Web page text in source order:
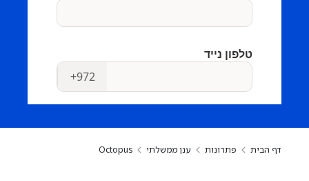
דף הבית פתרונות ענן ממשלתי Octopus